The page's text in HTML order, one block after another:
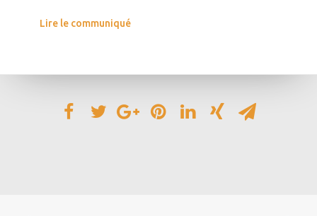
Lire le communiqué